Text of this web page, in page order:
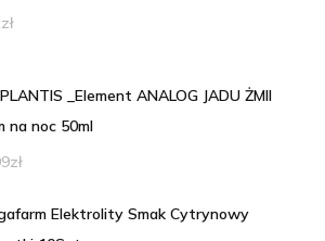
zł
_Element ANALOG JADU ŻMII
na noc 50ml
zł
Elektrolity Smak Cytrynowy